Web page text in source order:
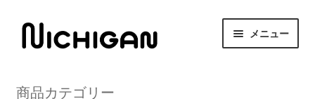
ナ
ビ
コ
ン
メニュー
商品カテゴリー